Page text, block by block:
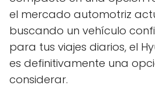
el mercado automotriz
buscando un vehículo
para tus viajes diarios, el
es definitivamente una
considerar.